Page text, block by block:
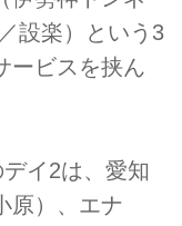
設楽）という3
ービスを挟ん
イ2は、愛知
原）、エナ